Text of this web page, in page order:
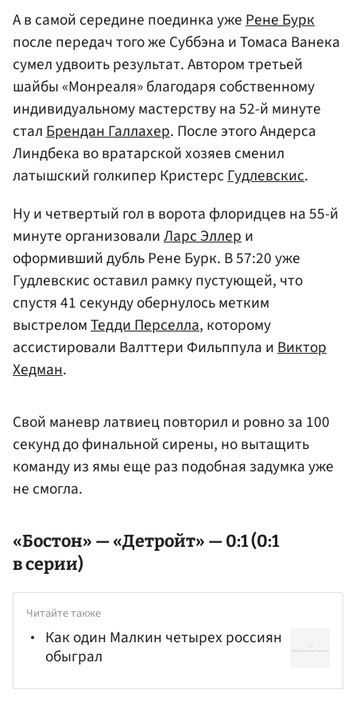
А в самой середине поединка ужеРене Бурк
после передач того же Суббэна и Томаса Ванека
сумел удвоить результат. Автором третьей
шайбы «Монреаля» благодаря собственному
индивидуальному мастерству на 52-й минуте
сталБрендан Галлахер. После этого Андерса
Линдбека во вратарской хозяев сменил
латышский голкипер КристерсГудлевскис.
Ну и четвертый гол в ворота флоридцев на 55-й
минуте организовалиЛарс Эллери
оформивший дубль Рене Бурк. В 57:20 уже
Гудлевскис оставил рамку пустующей, что
спустя 41 секунду обернулось метким
выстреломТедди Перселла, которому
ассистировали Валттери Фильппула иВиктор
Хедман.
Свой маневр латвиец повторил и ровно за 100
секунд до финальной сирены, но вытащить
команду из ямы еще раз подобная задумка уже
не смогла.
«Бостон» — «Детройт» — 0:1 (0:1
в серии)
Читайте также
Как один Малкин четырех россиян
обыграл